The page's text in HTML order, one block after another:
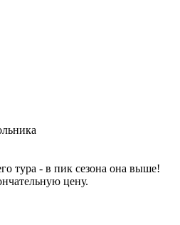
тура - в пик сезона она выше!
цену.